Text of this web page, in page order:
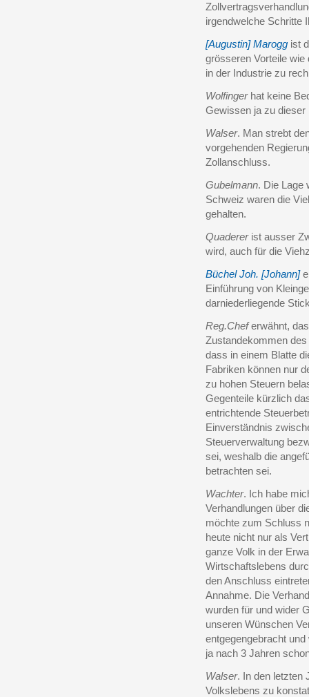
irgendwelche Schritte
[Augustin] Marogg ist
grösseren Vorteile wie
in der Industrie zu
Wolfingerhat keine
Gewissen ja zu dieser
Walser. Man strebt
vorgehenden
Zollanschluss.
Gubelmann. Die Lage
Schweiz waren die
gehalten.
Quadererist ausser
wird, auch für die
Büchel Joh. [Johann]
Einführung von
darniederliegende
Reg.Cheferwähnt,
Zustandekommen
dass in einem Blatte
Fabriken können nur
zu hohen Steuern
Gegenteile kürzlich
entrichtende
Einverständnis
Steuerverwaltung
sei, weshalb die
betrachten sei.
Wachter. Ich habe
Verhandlungen über
möchte zum Schluss
heute nicht nur als
ganze Volk in der
Wirtschaftslebens
den Anschluss
Annahme. Die
wurden für und wider
unseren Wünschen
entgegengebracht
ja nach 3 Jahren
Walser. In den letzten
Volkslebens zu